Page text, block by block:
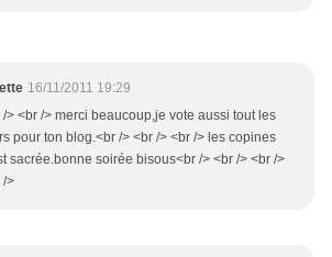
16/11/2011 19:29
/> <br /> merci beaucoup,je vote aussi tout les
pour ton blog.<br /> <br /> <br /> les copines
sacrée.bonne soirée bisous<br /> <br /> <br />
/>